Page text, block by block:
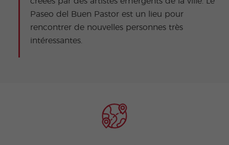
Paseo del Buen Pastor est un lieu pour
rencontrer de nouvelles personnes très
intéressantes.